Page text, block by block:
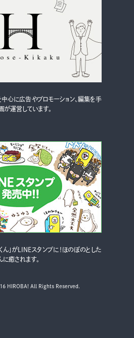
CLOSE
心に広告やプロモーション、編集を手
運営しています。
ん」がLINEスタンプに！ほのぼのとした
癒されます。
HIROBA! All Rights Reserved.